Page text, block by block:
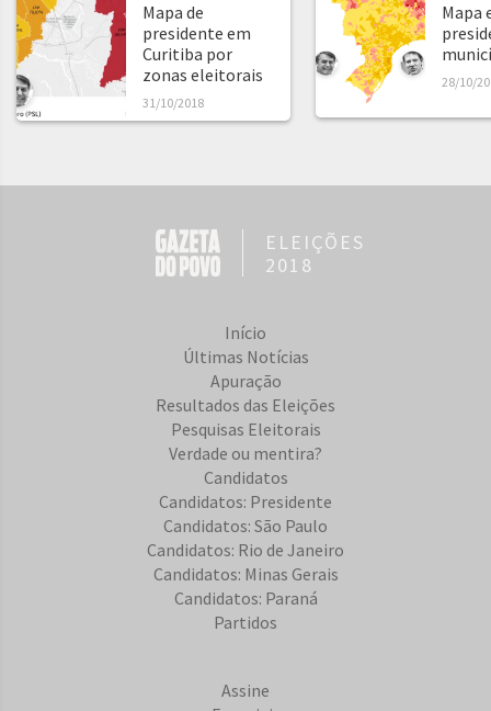
Mapa de
presidente em
Curitiba por
zonas eleitorais
31/10/2018
Mapa
28/10/
ELEIÇÕES
2018
Início
Últimas Notícias
Apuração
Resultados das Eleições
Pesquisas Eleitorais
Verdade ou mentira?
Candidatos
Candidatos: Presidente
Candidatos: São Paulo
Candidatos: Rio de Janeiro
Candidatos: Minas Gerais
Candidatos: Paraná
Partidos
Assine